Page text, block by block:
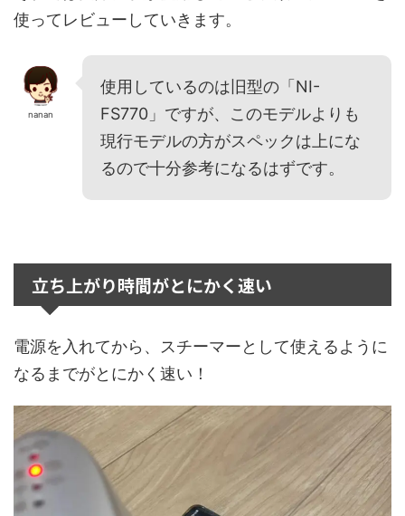
使ってレビューしていきます。
nanan
使用しているのは旧型の「NI-
FS770」ですが、このモデルよりも
現行モデルの方がスペックは上にな
るので十分参考になるはずです。
立ち上がり時間がとにかく速い
電源を入れてから、スチーマーとして使えるように
なるまでがとにかく速い！